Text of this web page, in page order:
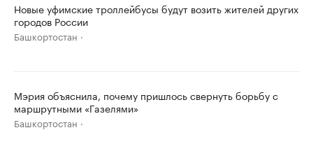
Новые уфимские троллейбусы будут возить жителей других
городов России
Башкортостан
Мэрия объяснила, почему пришлось свернуть борьбу с
маршрутными «Газелями»
Башкортостан